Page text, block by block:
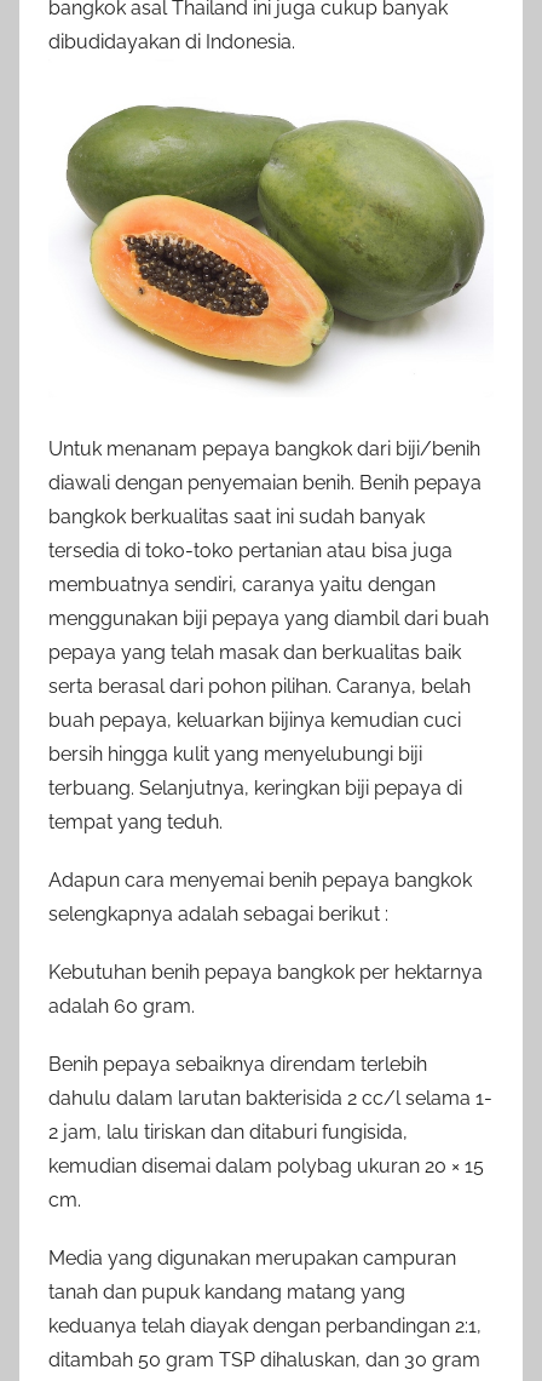
bangkok asal Thailand ini juga cukup banyak
dibudidayakan di Indonesia.
Untuk menanam pepaya bangkok dari biji/benih
diawali dengan penyemaian benih. Benih pepaya
bangkok berkualitas saat ini sudah banyak
tersedia di toko-toko pertanian atau bisa juga
membuatnya sendiri, caranya yaitu dengan
menggunakan biji pepaya yang diambil dari buah
pepaya yang telah masak dan berkualitas baik
serta berasal dari pohon pilihan. Caranya, belah
buah pepaya, keluarkan bijinya kemudian cuci
bersih hingga kulit yang menyelubungi biji
terbuang. Selanjutnya, keringkan biji pepaya di
tempat yang teduh.
Adapun cara menyemai benih pepaya bangkok
selengkapnya adalah sebagai berikut :
Kebutuhan benih pepaya bangkok per hektarnya
adalah 60 gram.
Benih pepaya sebaiknya direndam terlebih
dahulu dalam larutan bakterisida 2 cc/l selama 1-
2 jam, lalu tiriskan dan ditaburi fungisida,
kemudian disemai dalam polybag ukuran 20 × 15
cm.
Media yang digunakan merupakan campuran
tanah dan pupuk kandang matang yang
keduanya telah diayak dengan perbandingan 2:1,
ditambah 50 gram TSP dihaluskan, dan 30 gram